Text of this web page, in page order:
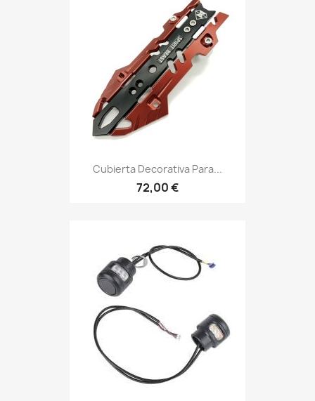
Cubierta Decorativa Para...
72,00 €